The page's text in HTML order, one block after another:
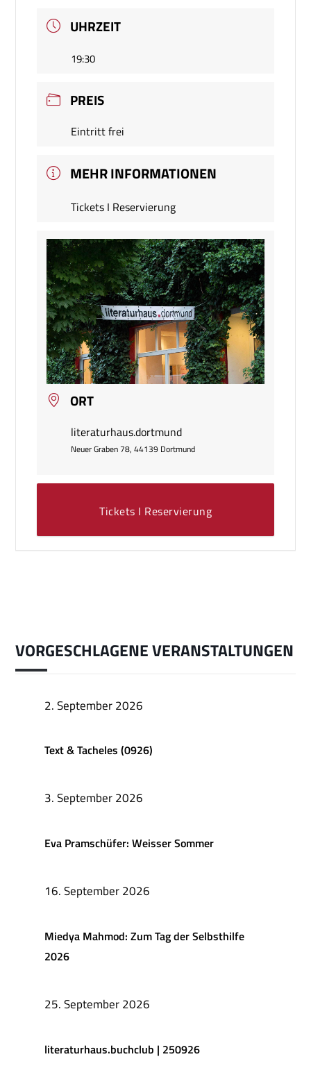
UHRZEIT
19:30
PREIS
Eintritt frei
MEHR INFORMATIONEN
Tickets I Reservierung
ORT
literaturhaus.dortmund
Neuer Graben 78, 44139 Dortmund
Tickets I Reservierung
VORGESCHLAGENE VERANSTALTUNGEN
2. September 2026
Text & Tacheles (0926)
3. September 2026
Eva Pramschüfer: Weisser Sommer
16. September 2026
Miedya Mahmod: Zum Tag der Selbsthilfe
2026
25. September 2026
literaturhaus.buchclub | 250926